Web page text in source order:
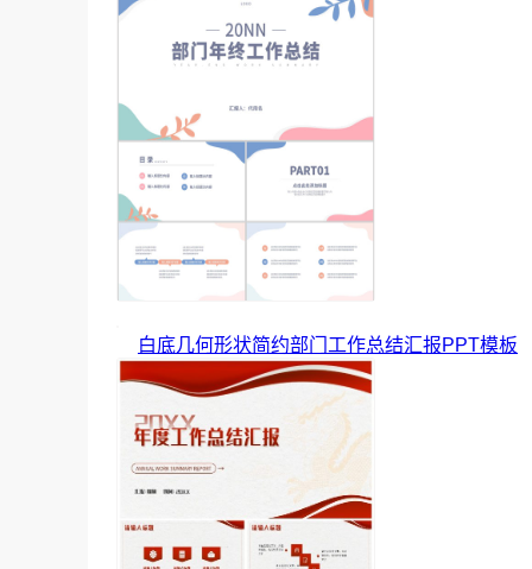
白底几何形状简约部门工作总结汇报PPT模板